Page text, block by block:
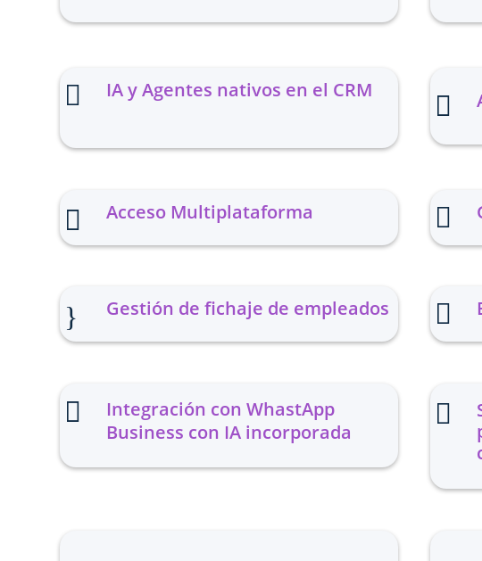
 IA y Agentes nativos en el CRM

 Acceso Multiplataforma 
} Gestión de fichaje de empleados 

Integración con WhastApp
Business con IA incorporada
